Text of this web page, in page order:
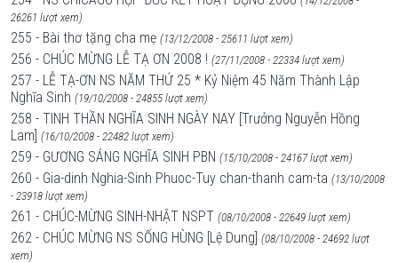
26261 lượt xem)
255 - Bài thơ tặng cha mẹ (13/12/2008 - 25611 lượt xem)
256 - CHÚC MỪNG LỄ TẠ ƠN 2008 ! (27/11/2008 - 22334 lượt xem)
257 - LỄ TẠ-ƠN NS NĂM THỨ 25 * Kỷ Niệm 45 Năm Thành Lập
Nghĩa Sinh (19/10/2008 - 24855 lượt xem)
258 - TINH THẦN NGHĨA SINH NGÀY NAY [Trưởng Nguyễn Hồng
Lam] (16/10/2008 - 22482 lượt xem)
259 - GƯƠNG SÁNG NGHĨA SINH PBN (15/10/2008 - 24167 lượt xem)
260 - Gia-dinh Nghia-Sinh Phuoc-Tuy chan-thanh cam-ta (13/10/2008
- 23918 lượt xem)
261 - CHÚC-MỪNG SINH-NHẬT NSPT (08/10/2008 - 22649 lượt xem)
262 - CHÚC MỪNG NS SỐNG HÙNG [Lệ Dung] (08/10/2008 - 24692 lượt
xem)